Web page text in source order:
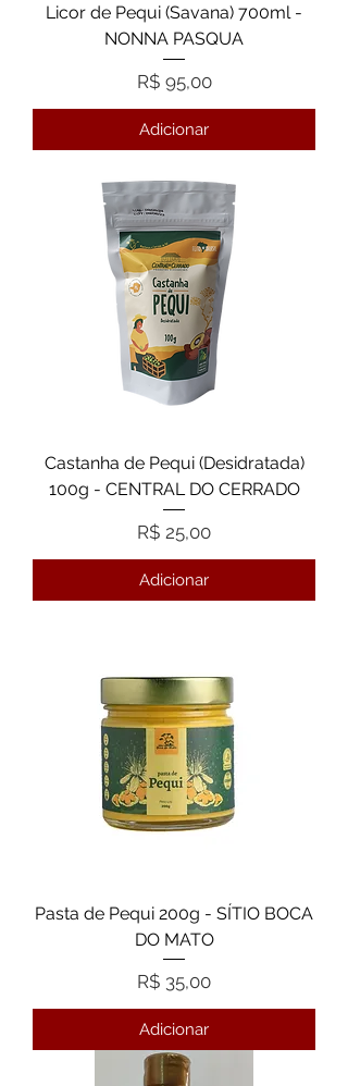
Licor de Pequi (Savana) 700ml -
NONNA PASQUA
Preço
R$ 95,00
Adicionar
Castanha de Pequi (Desidratada)
100g - CENTRAL DO CERRADO
Preço
R$ 25,00
Adicionar
Pasta de Pequi 200g - SÍTIO BOCA
DO MATO
Preço
R$ 35,00
Adicionar